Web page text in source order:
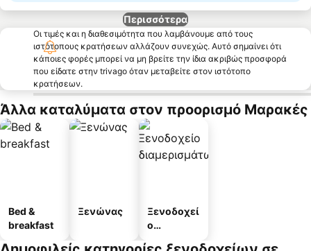
Περισσότερα
Οι τιμές και η διαθεσιμότητα που λαμβάνουμε από τους
ιστότοπους κρατήσεων αλλάζουν συνεχώς. Αυτό σημαίνει ότι
κάποιες φορές μπορεί να μη βρείτε την ίδια ακριβώς προσφορά
που είδατε στην trivago όταν μεταβείτε στον ιστότοπο
κρατήσεων.
Άλλα καταλύματα στον προορισμό Μαρακές
Bed &
breakfast
Ξενώνας
Ξενοδοχεί
ο